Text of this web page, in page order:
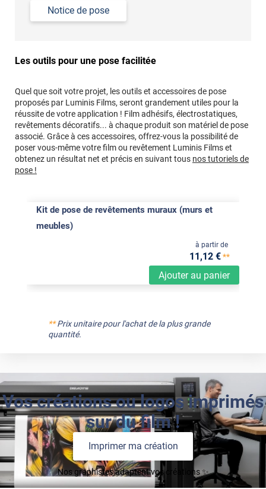
Notice de pose
Les outils pour une pose facilitée
Quel que soit votre projet, les outils et accessoires de pose
proposés par Luminis Films, seront grandement utiles pour la
réussite de votre application ! Film adhésifs, électrostatiques,
revêtements décoratifs... à chaque produit son matériel de pose
associé. Grâce à ces accessoires, offrez-vous la possibilité de
poser vous-même votre film ou revêtement Luminis Films et
obtenez un résultat net et précis en suivant tous nos tutoriels de
pose !
Kit de pose de revêtements muraux (murs et
meubles)
Ajouter au panier
à partir de
11,12 €**
**Prix unitaire pour l'achat de la plus grande
quantité.
Vos créations ou logos imprimés
sur du film !
Imprimer ma création
Nos graphistes adaptent vos créations ✨